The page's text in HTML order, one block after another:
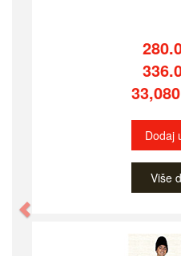
Dodaj
Više